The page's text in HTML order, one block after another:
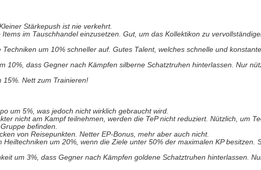
Stärkepush ist nie verkehrt.
im Tauschhandel einzusetzen. Gut, um das Kollektikon zu
um 10% schneller auf. Gutes Talent, welches schnelle und
10%, dass Gegner nach Kämpfen silberne Schatztruhen hinterlassen. Nur
15%. Nett zum Trainieren!
um 5%, was jedoch nicht wirklich gebraucht wird.
nicht am Kampf teilnehmen, werden die TeP nicht reduziert. Nützlich, um
befinden.
von Reisepunkten. Netter EP-Bonus, mehr aber auch nicht.
Heiltechniken um 20%, wenn die Ziele unter 50% der maximalen KP besitzen.
um 3%, dass Gegner nach Kämpfen goldene Schatztruhen hinterlassen.